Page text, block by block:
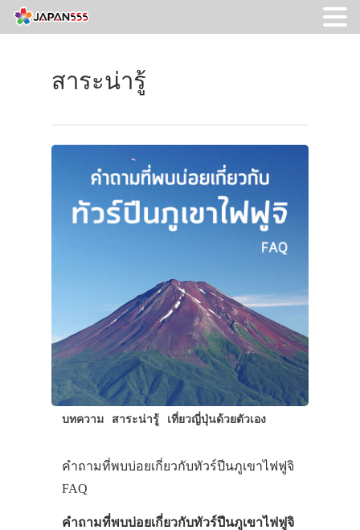
สาระน่ารู้
บทความ สาระน่ารู้ เที่ยวญี่ปุ่นด้วยตัวเอง
คำถามที่พบบ่อยเกี่ยวกับทัวร์ปีนภูเขาไฟฟูจิ
FAQ
คำถามที่พบบ่อยเกี่ยวกับทัวร์ปีนภูเขาไฟฟูจิ